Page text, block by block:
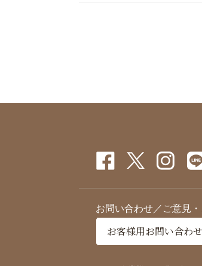
お問い合わせ／ご意見
お客様用お問い合わせ